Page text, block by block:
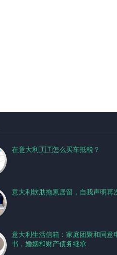
在意大利🇮🇹怎么买车抵税？
意大利软肋拖累居留，自我声明再
意大利生活信箱：家庭团聚和同意
书，婚姻和财产债务继承